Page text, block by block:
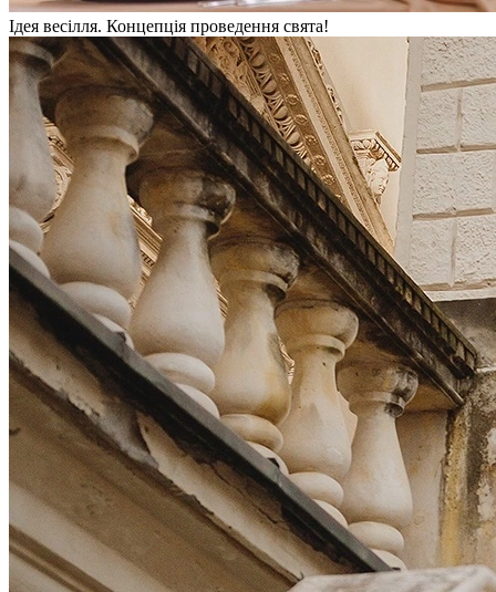
Ідея весілля. Концепція проведення свята!